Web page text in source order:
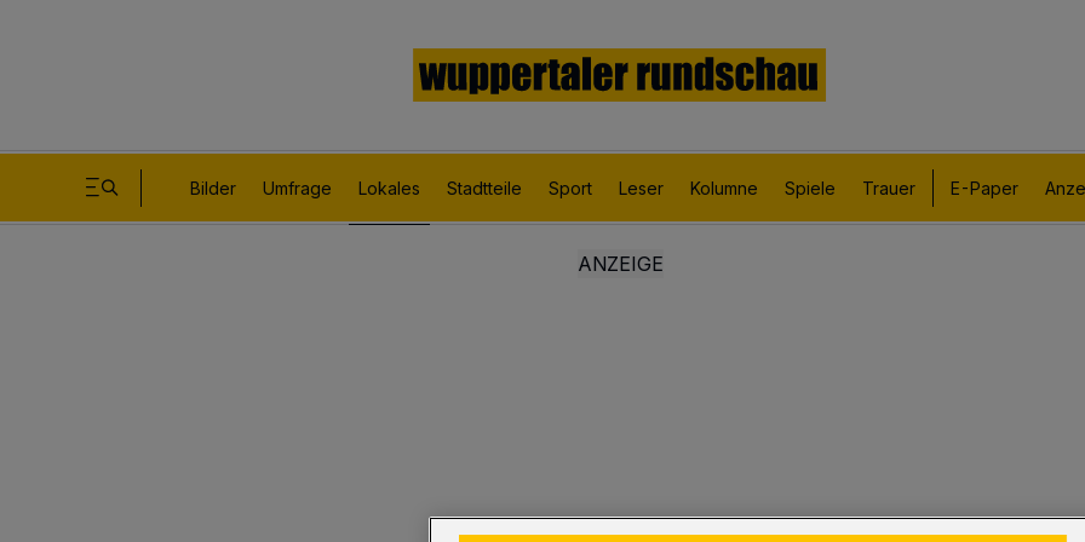
Bilder Umfrage Lokales Stadtteile Sport Leser Kolumne Spiele Trauer E-Paper